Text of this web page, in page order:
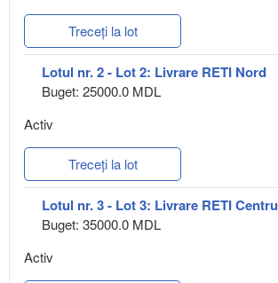
Treceți la lot
Lotul nr. 2 - Lot 2: Livrare RETI Nord
Buget: 25000.0 MDL
Activ
Treceți la lot
Lotul nr. 3 - Lot 3: Livrare RETI Centru
Buget: 35000.0 MDL
Activ